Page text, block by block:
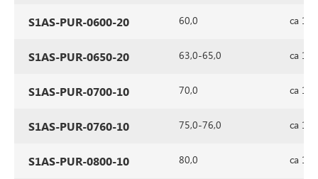
S1AS-PUR-0600-20 60,0 ca
S1AS-PUR-0650-20 63,0-65,0 ca
S1AS-PUR-0700-10 70,0 ca
S1AS-PUR-0760-10 75,0-76,0 ca
S1AS-PUR-0800-10 80,0 ca